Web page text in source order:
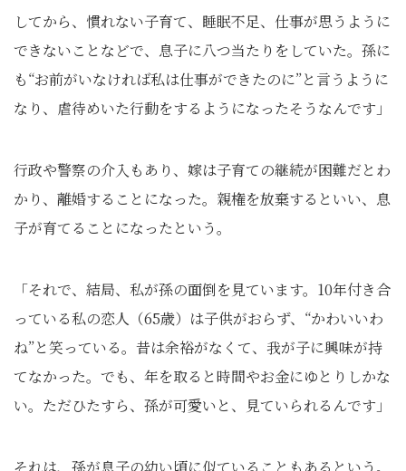
してから、慣れない子育て、睡眠不足、仕事が思うように
できないことなどで、息子に八つ当たりをしていた。孫に
も“お前がいなければ私は仕事ができたのに”と言うように
なり、虐待めいた行動をするようになったそうなんです」
行政や警察の介入もあり、嫁は子育ての継続が困難だとわ
かり、離婚することになった。親権を放棄するといい、息
子が育てることになったという。
「それで、結局、私が孫の面倒を見ています。10年付き合
っている私の恋人（65歳）は子供がおらず、“かわいいわ
ね”と笑っている。昔は余裕がなくて、我が子に興味が持
てなかった。でも、年を取ると時間やお金にゆとりしかな
い。ただひたすら、孫が可愛いと、見ていられるんです」